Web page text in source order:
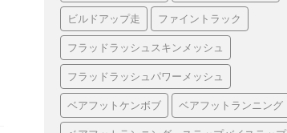
ビルドアップ走 ファイントラック
フラッドラッシュスキンメッシュ
フラッドラッシュパワーメッシュ
ベアフットケンボブ ベアフットランニング